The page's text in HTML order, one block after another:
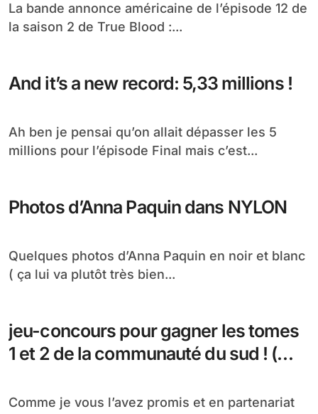
La bande annonce américaine de l’épisode 12 de
la saison 2 de True Blood :...
And it’s a new record: 5,33 millions !
Ah ben je pensai qu’on allait dépasser les 5
millions pour l’épisode Final mais c’est...
Photos d’Anna Paquin dans NYLON
Quelques photos d’Anna Paquin en noir et blanc
( ça lui va plutôt très bien...
jeu-concours pour gagner les tomes
1 et 2 de la communauté du sud ! (
Comme je vous l’avez promis et en partenariat